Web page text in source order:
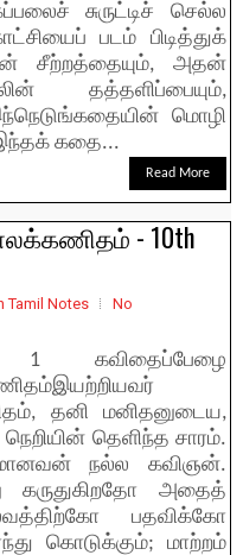
சுருட்டிச்‌ செல்ல
படம்‌ பிடித்துக்‌
சீற்றத்தையும்‌, அதன்‌
தத்தளிப்பையும்‌,
மொழி
இந்தக்‌ கதை...
Read More
- 10th
Tamil Notes
No
கவிதைப்பேழை
தனி மனிதனுடைய,
தெளிந்த சாரம்‌.
நல்ல கவிஞன்‌.
கருதுகிறதோ அதைத்‌
பதவிக்கோ
கொடுக்கும்‌; மாற்றம்‌